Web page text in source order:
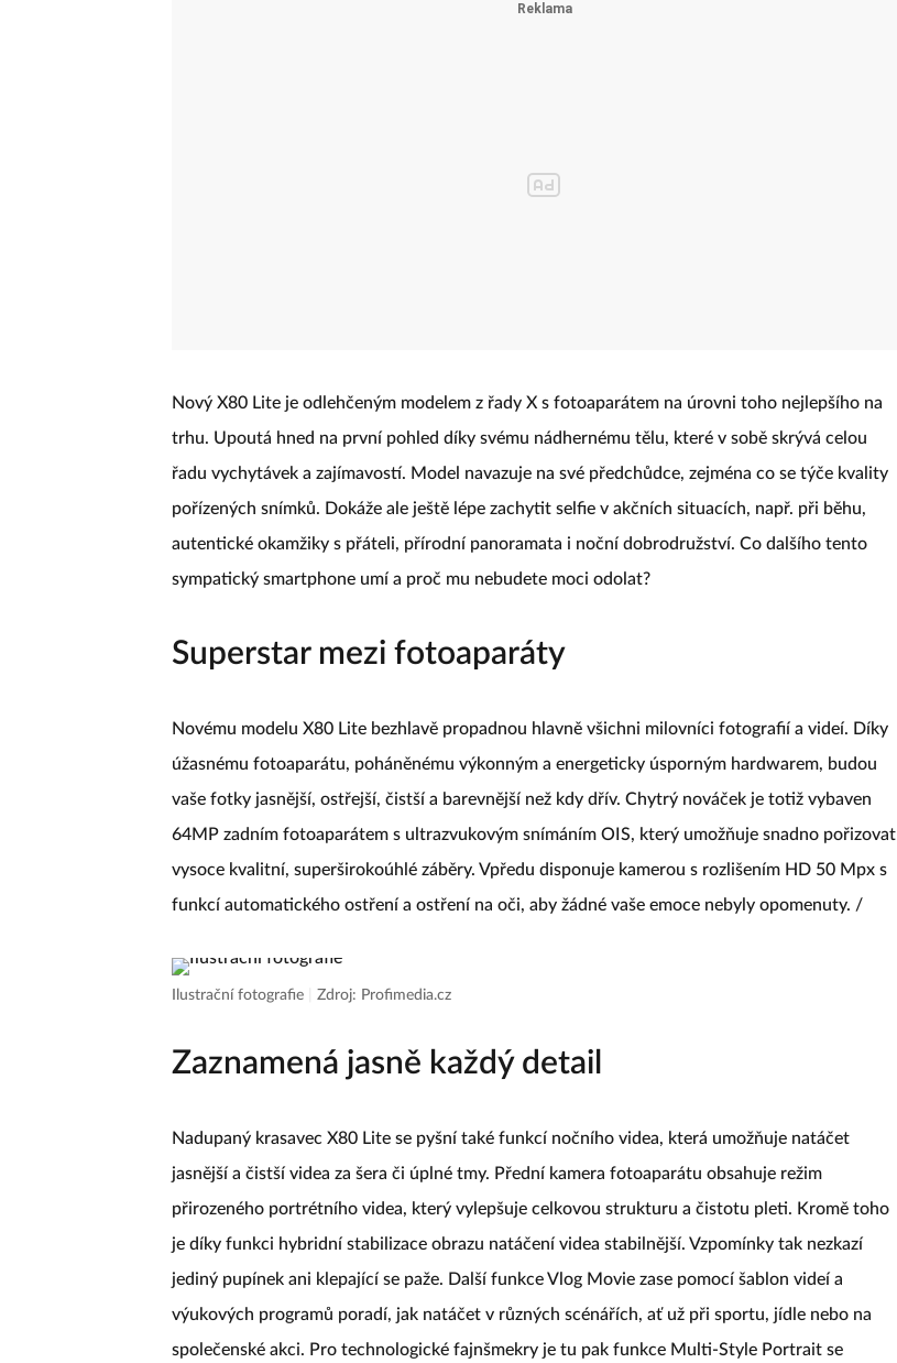
Nový X80 Lite je odlehčeným modelem z řady X s fotoaparátem na úrovni toho nejlepšího na
trhu. Upoutá hned na první pohled díky svému nádhernému tělu, které v sobě skrývá celou
řadu vychytávek a zajímavostí. Model navazuje na své předchůdce, zejména co se týče kvality
pořízených snímků. Dokáže ale ještě lépe zachytit selfie v akčních situacích, např. při běhu,
autentické okamžiky s přáteli, přírodní panoramata i noční dobrodružství. Co dalšího tento
sympatický smartphone umí a proč mu nebudete moci odolat?
Superstar mezi fotoaparáty
Novému modelu X80 Lite bezhlavě propadnou hlavně všichni milovníci fotografií a videí. Díky
úžasnému fotoaparátu, poháněnému výkonným a energeticky úsporným hardwarem, budou
vaše fotky jasnější, ostřejší, čistší a barevnější než kdy dřív. Chytrý nováček je totiž vybaven
64MP zadním fotoaparátem s ultrazvukovým snímáním OIS, který umožňuje snadno pořizovat
vysoce kvalitní, superširokoúhlé záběry. Vpředu disponuje kamerou s rozlišením HD 50 Mpx s
funkcí automatického ostření a ostření na oči, aby žádné vaše emoce nebyly opomenuty. /
Ilustrační fotografie Zdroj: Profimedia.cz
Zaznamená jasně každý detail
Nadupaný krasavec X80 Lite se pyšní také funkcí nočního videa, která umožňuje natáčet
jasnější a čistší videa za šera či úplné tmy. Přední kamera fotoaparátu obsahuje režim
přirozeného portrétního videa, který vylepšuje celkovou strukturu a čistotu pleti. Kromě toho
je díky funkci hybridní stabilizace obrazu natáčení videa stabilnější. Vzpomínky tak nezkazí
jediný pupínek ani klepající se paže. Další funkce Vlog Movie zase pomocí šablon videí a
výukových programů poradí, jak natáčet v různých scénářích, ať už při sportu, jídle nebo na
společenské akci. Pro technologické fajnšmekry je tu pak funkce Multi-Style Portrait se